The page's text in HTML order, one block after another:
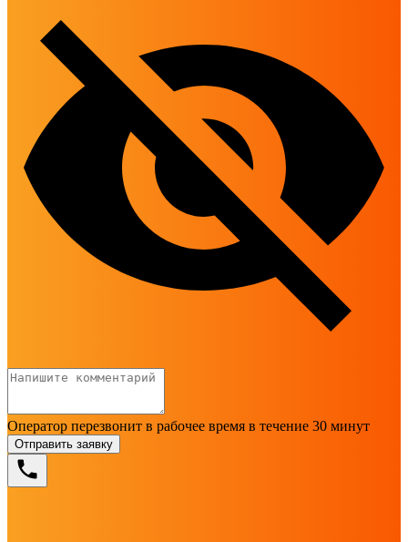
Оператор перезвонит в рабочее время в течение 30 минут
Отправить заявку